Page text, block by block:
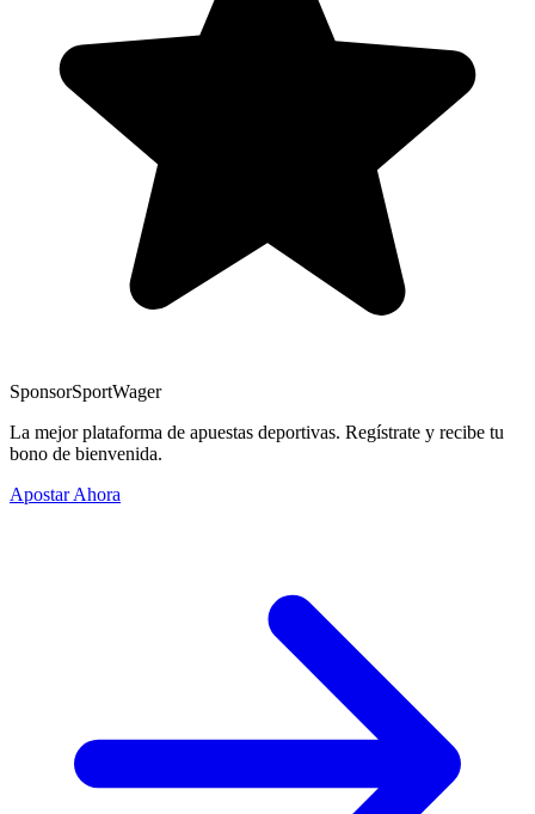
SponsorSportWager
La mejor plataforma de apuestas deportivas. Regístrate y recibe tu
bono de bienvenida.
Apostar Ahora